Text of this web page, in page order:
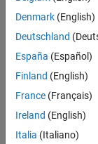
Denmark (English)
Deutschland
España (Español)
Finland (English)
France (Français)
Ireland (English)
Italia (Italiano)
Política de
Información de
© 1994-2026